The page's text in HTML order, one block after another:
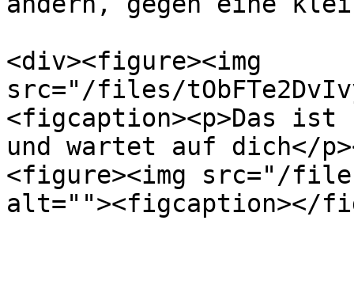
<div><figure><img
src="/files/
<figcaption><p>Das
und wartet auf dich</
<figure><img src="/files/